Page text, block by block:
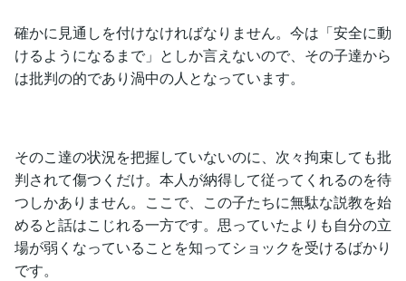
確かに見通しを付けなければなりません。今は「安全に動
けるようになるまで」としか言えないので、その子達から
は批判の的であり渦中の人となっています。
そのこ達の状況を把握していないのに、次々拘束しても批
判されて傷つくだけ。本人が納得して従ってくれるのを待
つしかありません。ここで、この子たちに無駄な説教を始
めると話はこじれる一方です。思っていたよりも自分の立
場が弱くなっていることを知ってショックを受けるばかり
です。